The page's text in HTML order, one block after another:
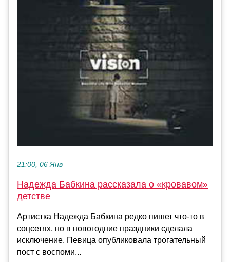
21:00, 06 Янв
Надежда Бабкина рассказала о «кровавом»
детстве
Артистка Надежда Бабкина редко пишет что-то в
соцсетях, но в новогодние праздники сделала
исключение. Певица опубликовала трогательный
пост с воспоми...